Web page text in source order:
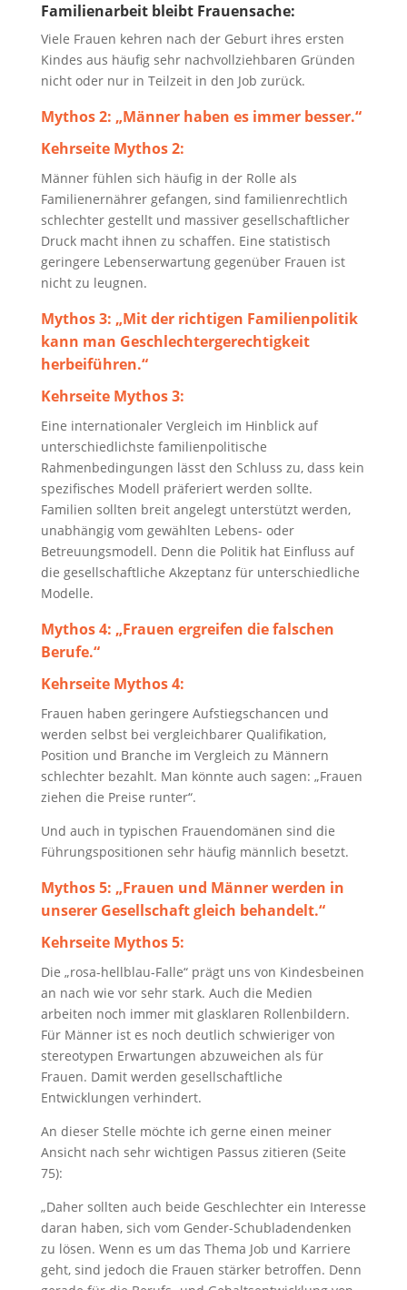
Familienarbeit bleibt Frauensache:
Viele Frauen kehren nach der Geburt ihres ersten
Kindes aus häufig sehr nachvollziehbaren Gründen
nicht oder nur in Teilzeit in den Job zurück.
Mythos 2: „Männer haben es immer besser.“
Kehrseite Mythos 2:
Männer fühlen sich häufig in der Rolle als
Familienernährer gefangen, sind familienrechtlich
schlechter gestellt und massiver gesellschaftlicher
Druck macht ihnen zu schaffen. Eine statistisch
geringere Lebenserwartung gegenüber Frauen ist
nicht zu leugnen.
Mythos 3: „Mit der richtigen Familienpolitik
kann man Geschlechtergerechtigkeit
herbeiführen.“
Kehrseite Mythos 3:
Eine internationaler Vergleich im Hinblick auf
unterschiedlichste familienpolitische
Rahmenbedingungen lässt den Schluss zu, dass kein
spezifisches Modell präferiert werden sollte.
Familien sollten breit angelegt unterstützt werden,
unabhängig vom gewählten Lebens- oder
Betreuungsmodell. Denn die Politik hat Einfluss auf
die gesellschaftliche Akzeptanz für unterschiedliche
Modelle.
Mythos 4: „Frauen ergreifen die falschen
Berufe.“
Kehrseite Mythos 4:
Frauen haben geringere Aufstiegschancen und
werden selbst bei vergleichbarer Qualifikation,
Position und Branche im Vergleich zu Männern
schlechter bezahlt. Man könnte auch sagen: „Frauen
ziehen die Preise runter“.
Und auch in typischen Frauendomänen sind die
Führungspositionen sehr häufig männlich besetzt.
Mythos 5: „Frauen und Männer werden in
unserer Gesellschaft gleich behandelt.“
Kehrseite Mythos 5:
Die „rosa-hellblau-Falle“ prägt uns von Kindesbeinen
an nach wie vor sehr stark. Auch die Medien
arbeiten noch immer mit glasklaren Rollenbildern.
Für Männer ist es noch deutlich schwieriger von
stereotypen Erwartungen abzuweichen als für
Frauen. Damit werden gesellschaftliche
Entwicklungen verhindert.
An dieser Stelle möchte ich gerne einen meiner
Ansicht nach sehr wichtigen Passus zitieren (Seite
75):
„Daher sollten auch beide Geschlechter ein Interesse
daran haben, sich vom Gender-Schubladendenken
zu lösen. Wenn es um das Thema Job und Karriere
geht, sind jedoch die Frauen stärker betroffen. Denn